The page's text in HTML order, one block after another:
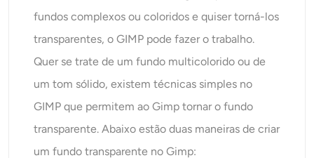
fundos complexos ou coloridos e quiser torná-los
transparentes, o GIMP pode fazer o trabalho.
Quer se trate de um fundo multicolorido ou de
um tom sólido, existem técnicas simples no
GIMP que permitem ao Gimp tornar o fundo
transparente. Abaixo estão duas maneiras de criar
um fundo transparente no Gimp: